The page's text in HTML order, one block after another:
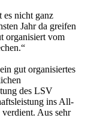
es nicht ganz
Jahr da greifen
organisiert vom
gut organisiertes
des LSV
ins All-
verdient. Aus sehr